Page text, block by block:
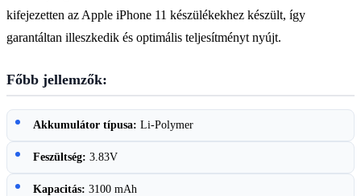
kifejezetten az Apple iPhone 11 készülékekhez készült, így
garantáltan illeszkedik és optimális teljesítményt nyújt.
Főbb jellemzők:
Akkumulátor típusa: Li-Polymer
Feszültség: 3.83V
Kapacitás: 3100 mAh